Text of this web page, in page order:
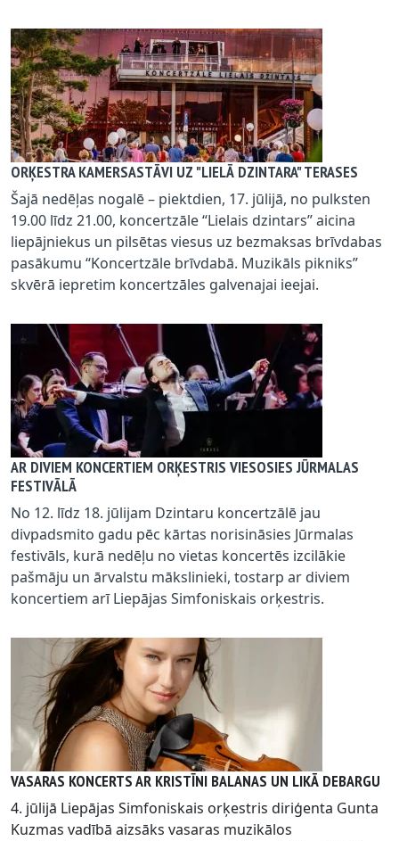
ORĶESTRA KAMERSASTĀVI UZ "LIELĀ DZINTARA" TERASES
Šajā nedēļas nogalē – piektdien, 17. jūlijā, no pulksten
19.00 līdz 21.00, koncertzāle “Lielais dzintars” aicina
liepājniekus un pilsētas viesus uz bezmaksas brīvdabas
pasākumu “Koncertzāle brīvdabā. Muzikāls pikniks”
skvērā iepretim koncertzāles galvenajai ieejai.
AR DIVIEM KONCERTIEM ORĶESTRIS VIESOSIES JŪRMALAS
FESTIVĀLĀ
No 12. līdz 18. jūlijam Dzintaru koncertzālē jau
divpadsmito gadu pēc kārtas norisināsies Jūrmalas
festivāls, kurā nedēļu no vietas koncertēs izcilākie
pašmāju un ārvalstu mākslinieki, tostarp ar diviem
koncertiem arī Liepājas Simfoniskais orķestris.
VASARAS KONCERTS AR KRISTĪNI BALANAS UN LIKĀ DEBARGU
4. jūlijā Liepājas Simfoniskais orķestris diriģenta Gunta
Kuzmas vadībā aizsāks vasaras muzikālos